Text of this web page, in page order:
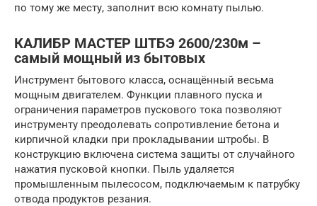
по тому же месту, заполнит всю комнату пылью.
КАЛИБР МАСТЕР ШТБЭ 2600/230м –
самый мощный из бытовых
Инструмент бытового класса, оснащённый весьма
мощным двигателем. Функции плавного пуска и
ограничения параметров пускового тока позволяют
инструменту преодолевать сопротивление бетона и
кирпичной кладки при прокладывании штробы. В
конструкцию включена система защиты от случайного
нажатия пусковой кнопки. Пыль удаляется
промышленным пылесосом, подключаемым к патрубку
отвода продуктов резания.